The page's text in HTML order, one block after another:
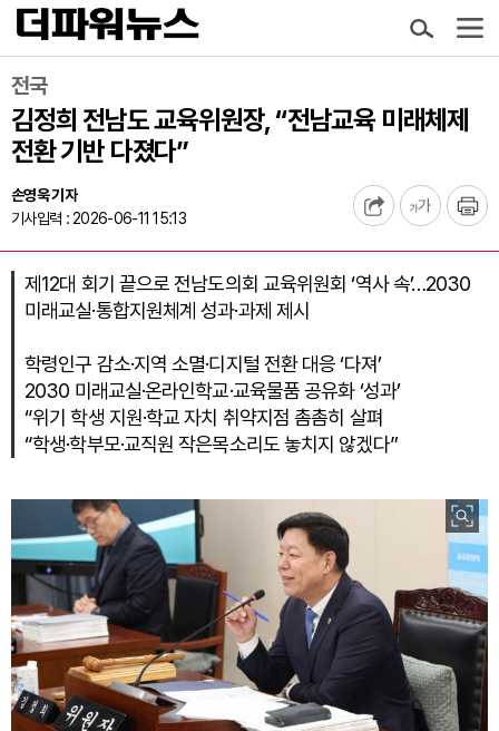
전국
김정희 전남도 교육위원장, “전남교육 미래체제
전환 기반 다졌다”
손영욱 기자
기사입력 : 2026-06-11 15:13
제12대 회기 끝으로 전남도의회 교육위원회 ‘역사 속’…2030
미래교실·통합지원체계 성과·과제 제시
학령인구 감소·지역 소멸·디지털 전환 대응 ‘다져’
2030 미래교실·온라인학교·교육물품 공유화 ‘성과’
“위기 학생 지원·학교 자치 취약지점 촘촘히 살펴
“학생·학부모·교직원 작은목소리도 놓치지 않겠다”